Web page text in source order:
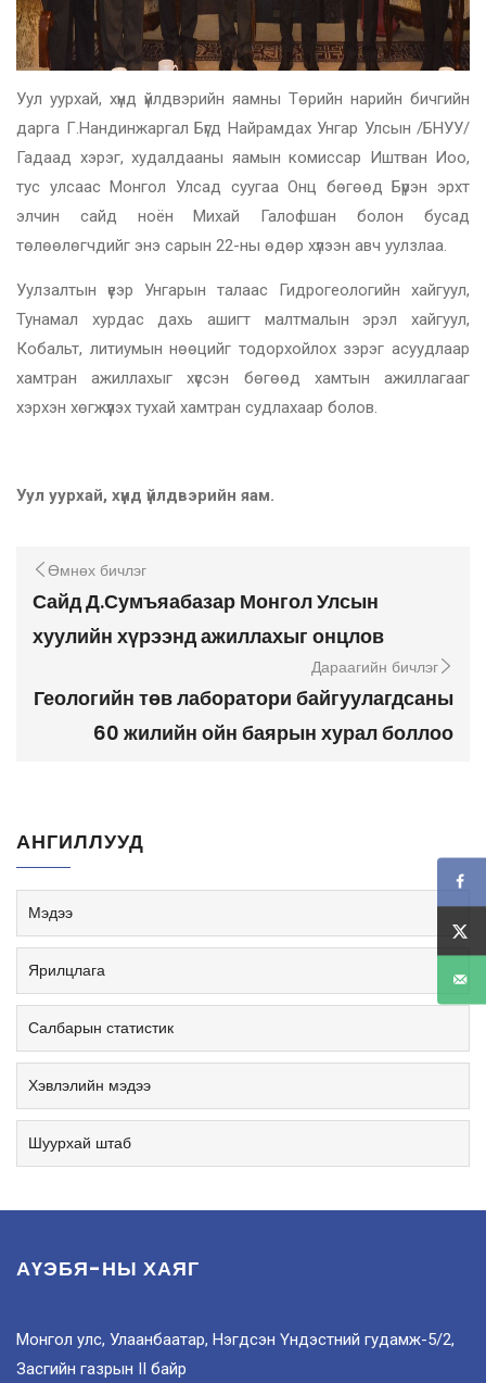
Уул уурхай, хүнд үйлдвэрийн яамны Төрийн нарийн бичгийн
дарга Г.Нандинжаргал Бүгд Найрамдах Унгар Улсын /БНУУ/
Гадаад хэрэг, худалдааны яамын комиссар Иштван Иоо,
тус улсаас Монгол Улсад суугаа Онц бөгөөд Бүрэн эрхт
элчин сайд ноён Михай Галофшан болон бусад
төлөөлөгчдийг энэ сарын 22-ны өдөр хүлээн авч уулзлаа.
Уулзалтын үеэр Унгарын талаас Гидрогеологийн хайгуул,
Тунамал хурдас дахь ашигт малтмалын эрэл хайгуул,
Кобальт, литиумын нөөцийг тодорхойлох зэрэг асуудлаар
хамтран ажиллахыг хүссэн бөгөөд хамтын ажиллагааг
хэрхэн хөгжүүлэх тухай хамтран судлахаар болов.
Уул уурхай, хүнд үйлдвэрийн яам.
Өмнөх бичлэг
Сайд Д.Сумъяабазар Монгол Улсын
хуулийн хүрээнд ажиллахыг онцлов
Дараагийн бичлэг
Геологийн төв лаборатори байгуулагдсаны
60 жилийн ойн баярын хурал боллоо
АНГИЛЛУУД
Мэдээ
Ярилцлага
Салбарын статистик
Хэвлэлийн мэдээ
Шуурхай штаб
АҮЭБЯ-НЫ ХАЯГ
Монгол улс, Улаанбаатар, Нэгдсэн Үндэстний гудамж-5/2,
Засгийн газрын II байр